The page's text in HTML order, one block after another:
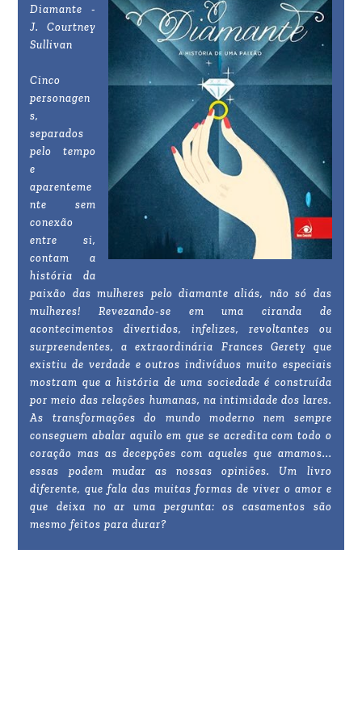
Diamante -
J. Courtney
Sullivan
Cinco
personagen
s,
separados
pelo tempo
e
aparenteme
nte sem
conexão
entre si,
contam a
história da
paixão das mulheres pelo diamante aliás, não só das
mulheres! Revezando-se em uma ciranda de
acontecimentos divertidos, infelizes, revoltantes ou
surpreendentes, a extraordinária Frances Gerety que
existiu de verdade e outros indivíduos muito especiais
mostram que a história de uma sociedade é construída
por meio das relações humanas, na intimidade dos lares.
As transformações do mundo moderno nem sempre
conseguem abalar aquilo em que se acredita com todo o
coração mas as decepções com aqueles que amamos...
essas podem mudar as nossas opiniões. Um livro
diferente, que fala das muitas formas de viver o amor e
que deixa no ar uma pergunta: os casamentos são
mesmo feitos para durar?